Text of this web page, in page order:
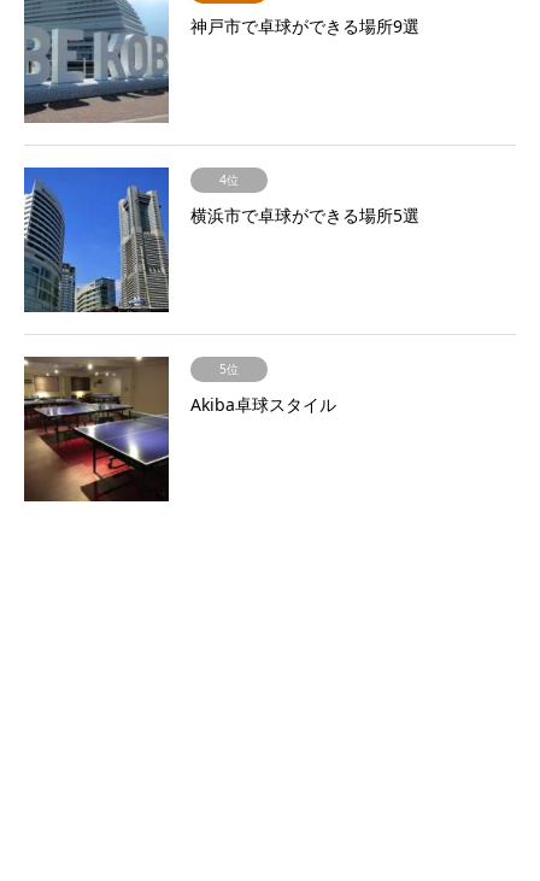
神戸市で卓球ができる場所9選
4位
横浜市で卓球ができる場所5選
5位
Akiba卓球スタイル